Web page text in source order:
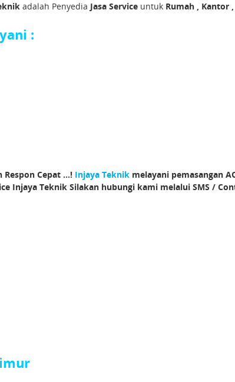
adalah Penyedia Jasa Service untuk Rumah , Kantor
:
Respon Cepat …! Injaya Teknik melayani pemasangan
Injaya Teknik Silakan hubungi kami melalui SMS /